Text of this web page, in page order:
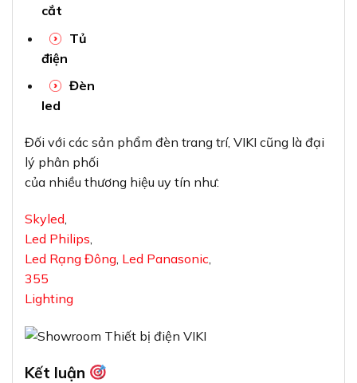
cắt
Tủ
điện
Đèn
led
Đối với các sản phẩm đèn trang trí, VIKI cũng là đại
lý phân phối
của nhiều thương hiệu uy tín như:
Skyled
Led Philips
Led Rạng Đông Led Panasonic
355
Lighting
Kết luận